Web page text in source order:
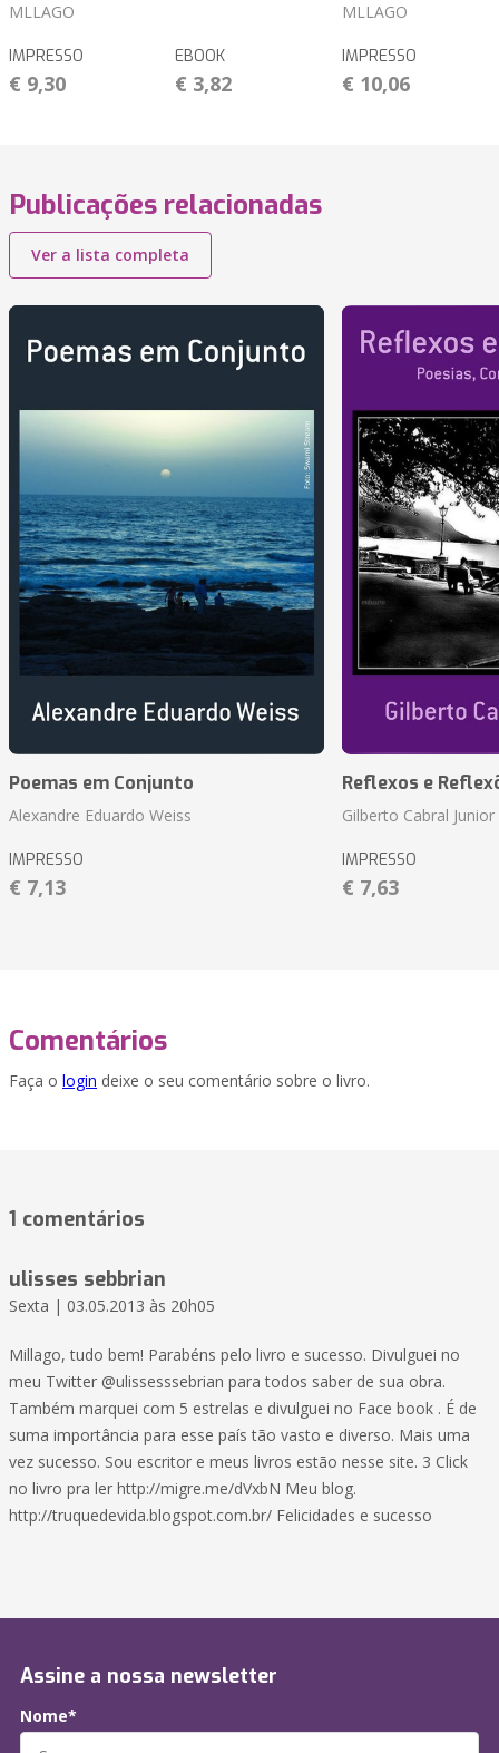
MLLAGO
IMPRESSO
€ 9,30
EBOOK
€ 3,82
MLLAGO
IMPRESSO
€ 10,06
Publicações relacionadas
Ver a lista completa
Poemas em Conjunto
Alexandre Eduardo Weiss
IMPRESSO
€ 7,13
Reflexos e
Gilberto Cabral Junior
IMPRESSO
€ 7,63
Comentários
Faça o login deixe o seu comentário sobre o livro.
1 comentários
ulisses sebbrian
Sexta | 03.05.2013 às 20h05
Millago, tudo bem! Parabéns pelo livro e sucesso. Divulguei no
meu Twitter @ulissesssebrian para todos saber de sua obra.
Também marquei com 5 estrelas e divulguei no Face book . É de
suma importância para esse país tão vasto e diverso. Mais uma
vez sucesso. Sou escritor e meus livros estão nesse site. 3 Click
no livro pra ler http://migre.me/dVxbN Meu blog.
http://truquedevida.blogspot.com.br/ Felicidades e sucesso
Assine a nossa newsletter
Nome*